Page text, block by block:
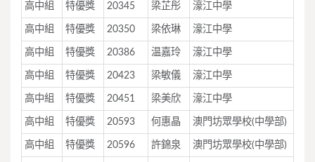
高中組 特優獎 20345 梁芷彤 濠江中學
高中組 特優獎 20350 梁依琳 濠江中學
高中組 特優獎 20386 温嘉玲 濠江中學
高中組 特優獎 20423 梁敏儀 濠江中學
高中組 特優獎 20451 梁美欣 濠江中學
高中組 特優獎 20593 何惠晶 澳門坊眾學校(中學部)
高中組 特優獎 20596 許錦泉 澳門坊眾學校(中學部)